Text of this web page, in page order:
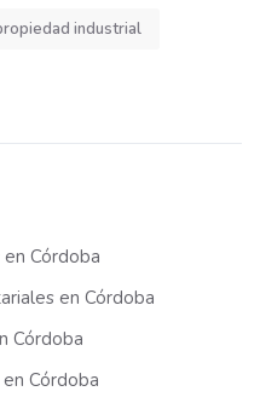
industrial
Córdoba
en Córdoba
Córdoba
Córdoba